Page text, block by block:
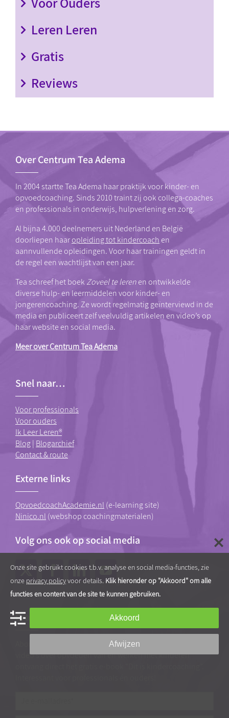
Leren Leren
Gratis
Reviews
Over Centrum Tea Adema
In 2004 startte Tea Adema haar praktijk voor kinder- en
opvoedcoaching. Sinds 2010 traint zij ook collega-coaches
en professionals in onderwijs, hulpverlening en zorg.
Al bijna 4.000 deelnemers uit Nederland en België
doorliepen haaropleiding tot kindercoachen
aannvullende opleidingen. Voor haar trainingen geldt in
de regel een wachtlijst van een jaar.
Tea schreef het boek Zoveel te lerenen ontwikkelde
diverse hulp- en leermiddelen voor kinder- en
jongerencoaching. Ze wordt regelmatig geïnterviewd in de
media en publiceert zelf veelvuldig artikelen en video’s op
haar website en social media.
Meer over Centrum Tea Adema
Snel naar…
Voor professionals
Voor ouders
Ik Leer Leren®
Blog| Blogarchief
Contact & route
Externe links
OpvoedcoachAcademie.nl (e-learning site)
Ninico.nl (webshop coachingmaterialen)
Volg ons ook op social media
Gratis tips, artikelen en video’s
Abonneer je op onze nieuwsbrief vol praktische tips en
video’s over opvoeden van en werken met kinderen
Onze site gebruikt cookies t.b.v. analyse en social media-functies, zie
onze privacy policyvoor details. Klik hieronder op "Akkoord" om alle
functies en content van de site te kunnen gebruiken.
Akkoord
Afwijzen